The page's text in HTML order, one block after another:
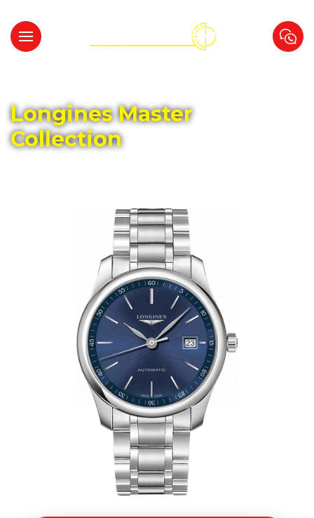
Longines Master
Collection